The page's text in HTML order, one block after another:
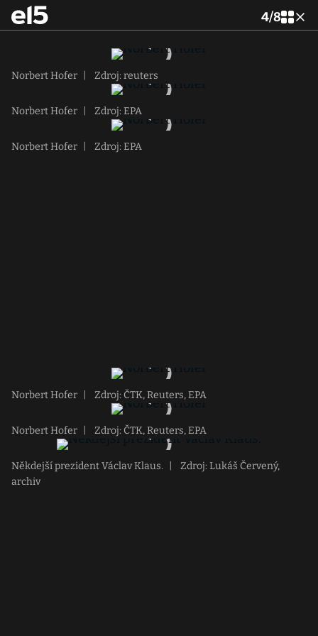
4/8
Norbert Hofer Zdroj: reuters
Norbert Hofer Zdroj: EPA
Norbert Hofer Zdroj: EPA
Norbert Hofer Zdroj: ČTK, Reuters, EPA
Norbert Hofer Zdroj: ČTK, Reuters, EPA
Někdejší prezident Václav Klaus.
Zdroj: Lukáš Červený,
archiv